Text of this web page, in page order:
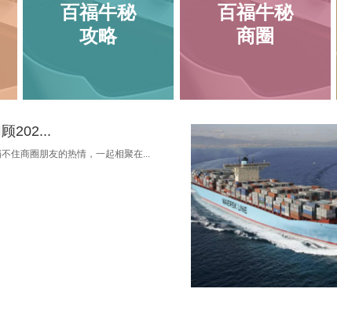
百福牛秘
攻略
百福牛秘
商圈
202...
住商圈朋友的热情，一起相聚在...